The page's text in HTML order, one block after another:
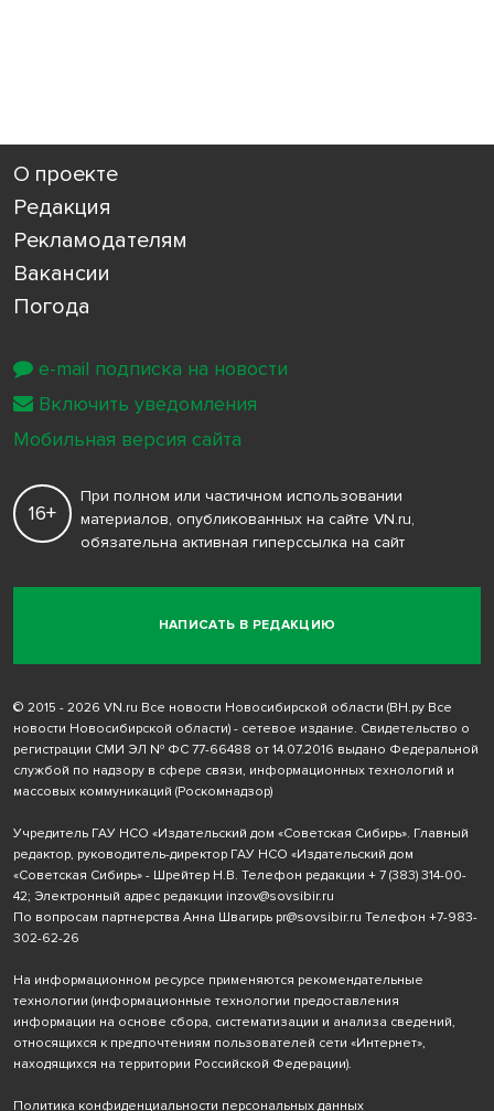
О проекте
Редакция
Рекламодателям
Вакансии
Погода
НАПИСАТЬ В РЕДАКЦИЮ
16+
При полном или частичном использовании
материалов, опубликованных на сайте VN.ru,
обязательна активная гиперссылка на сайт
© 2015 - 2026 VN.ru Все новости Новосибирской области (ВН.ру Все
новости Новосибирской области) - сетевое издание. Свидетельство о
регистрации СМИ ЭЛ № ФС 77-66488 от 14.07.2016 выдано Федеральной
службой по надзору в сфере связи, информационных технологий и
массовых коммуникаций (Роскомнадзор)
Учредитель ГАУ НСО «Издательский дом «Советская Сибирь». Главный
редактор, руководитель-директор ГАУ НСО «Издательский дом
«Советская Сибирь» - Шрейтер Н.В. Телефон редакции + 7 (383) 314-00-
42; Электронный адрес редакции inzov@sovsibir.ru
По вопросам партнерства Анна Швагирь pr@sovsibir.ru Телефон +7-983-
302-62-26
На информационном ресурсе применяются рекомендательные
технологии (информационные технологии предоставления
информации на основе сбора, систематизации и анализа сведений,
относящихся к предпочтениям пользователей сети «Интернет»,
находящихся на территории Российской Федерации).
Политика конфиденциальности персональных данных
e-mail подписка на новости
Включить уведомления
Мобильная версия сайта